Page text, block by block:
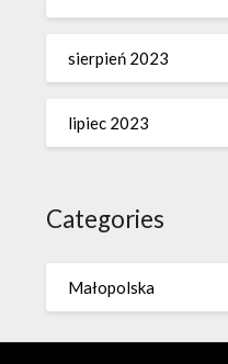
sierpień 2023
lipiec 2023
Categories
Małopolska